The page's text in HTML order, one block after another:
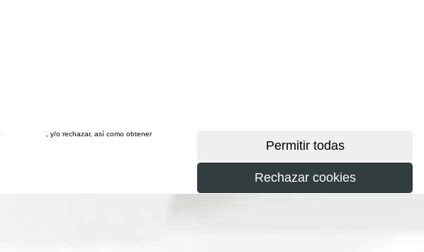
, y/o rechazar, así como obtener